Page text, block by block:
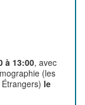
à 13:00, avec
(les
le